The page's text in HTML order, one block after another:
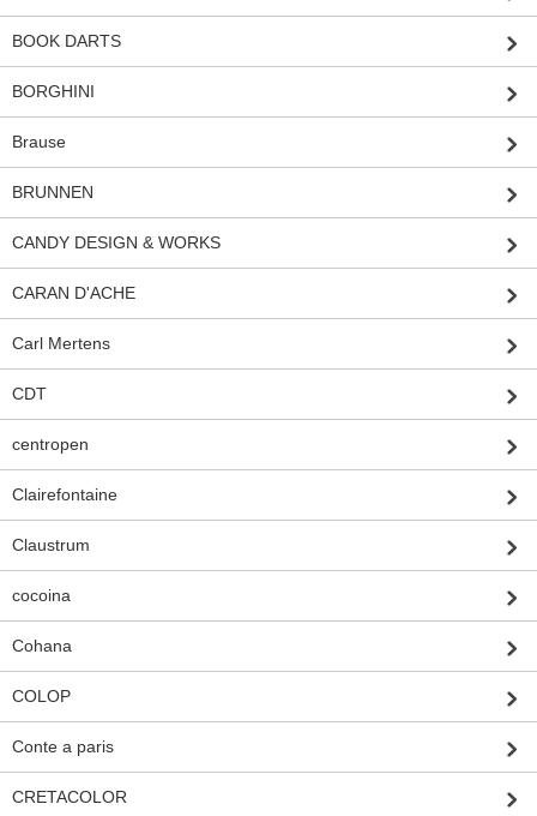
BOOK DARTS
BORGHINI
Brause
BRUNNEN
CANDY DESIGN & WORKS
CARAN D'ACHE
Carl Mertens
CDT
centropen
Clairefontaine
Claustrum
cocoina
Cohana
COLOP
Conte a paris
CRETACOLOR